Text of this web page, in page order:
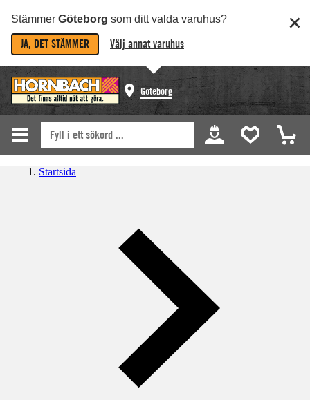
Stämmer Göteborg som ditt valda varuhus?
JA, DET STÄMMER Välj annat varuhus
Göteborg
Startsida